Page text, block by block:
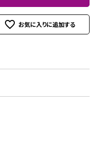
favorite_outline